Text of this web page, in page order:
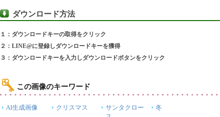
ダウンロード方法
１：ダウンロードキーの取得をクリック
２：LINE@に登録しダウンロードキーを獲得
３：ダウンロードキーを入力しダウンロードボタンをクリック
この画像のキーワード
AI生成画像 クリスマス
サンタクロー
冬